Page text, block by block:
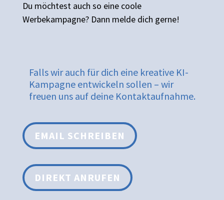
Du möchtest auch so eine coole
Werbekampagne? Dann melde dich gerne!
Falls wir auch für dich eine kreative KI-
Kampagne entwickeln sollen – wir
freuen uns auf deine Kontaktaufnahme.
EMAIL SCHREIBEN
DIREKT ANRUFEN